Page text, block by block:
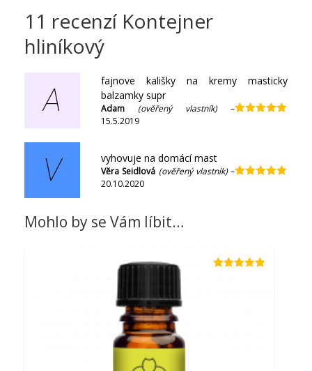
11 recenzí Kontejner
hliníkový
A
fajnove kališky na kremy masticky
balzamky supr
Adam (ověřený vlastník)
–
15.5.2019
V vyhovuje na domácí mast
Věra Seidlová (ověřený vlastník) –
20.10.2020
Mohlo by se Vám líbit…